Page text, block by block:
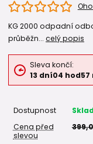
KG 2000 odpadní
průběžn... celý popis
Sleva končí:
13 dní04 hod57
Dostupnost
Cena před
slevou